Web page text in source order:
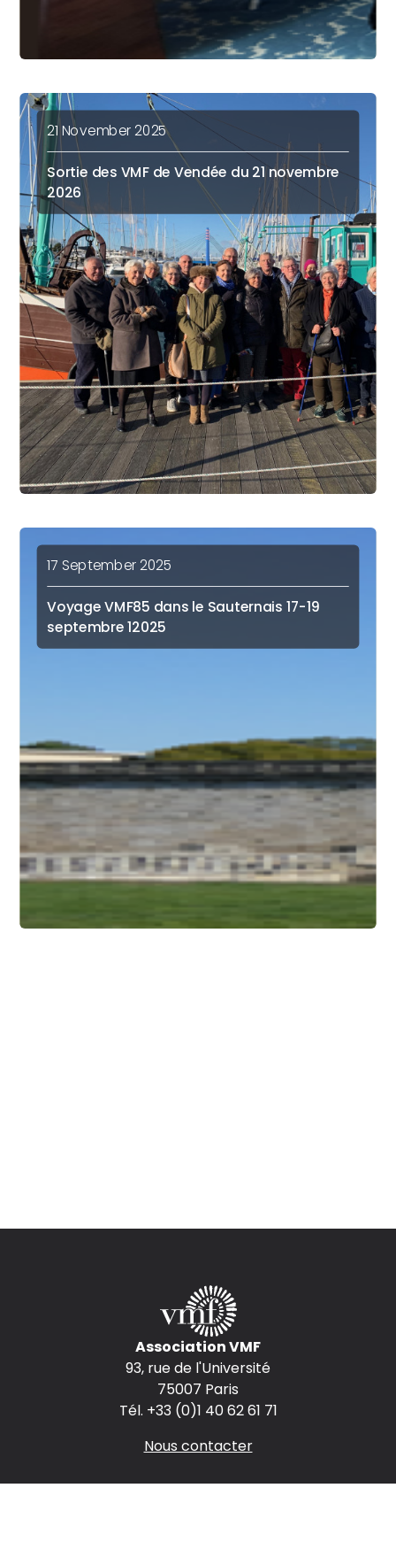
21 November 2025
Sortie des VMF de Vendée du 21 novembre
2026
17 September 2025
Voyage VMF85 dans le Sauternais 17-19
septembre 12025
Association VMF
93, rue de l'Université
75007 Paris
Tél. +33 (0)1 40 62 61 71
Nous contacter